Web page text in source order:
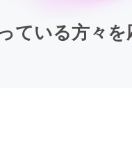
ている方々